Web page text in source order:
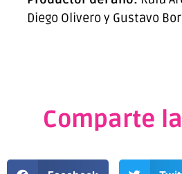
Diego Olivero y Gustavo
Comparte